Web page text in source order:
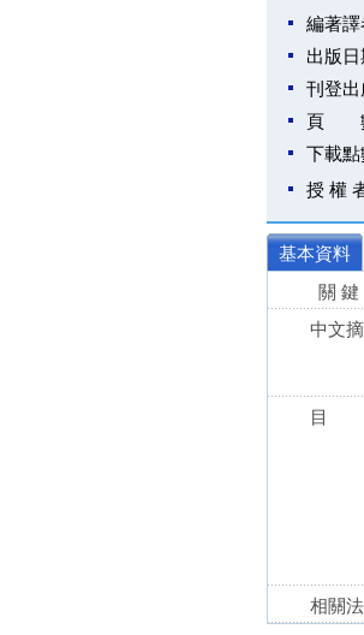
編著譯
出版日
刊登出
頁
下載點
授 權
基本資料
關 鍵
中文摘
目
相關法